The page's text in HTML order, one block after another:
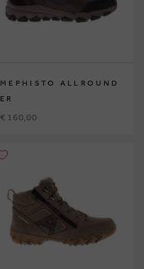
MEPHISTO ALLROUND
ER
€ 160,00